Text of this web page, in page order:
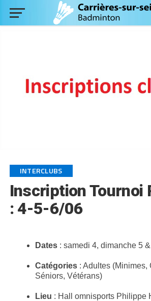
INTERCLUBS
Inscription Tournoi
: 4-5-6/06
Dates: samedi 4, dimanche 5
Catégories: Adultes (Minimes,
Séniors, Vétérans)
Lieu : Hall omnisports Philippe